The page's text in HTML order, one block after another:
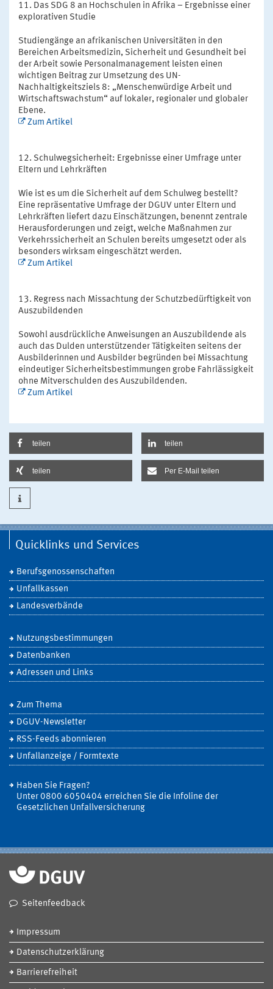
Das SDG 8 an Hochschulen in Afrika – Ergebnisse einer
explorativen Studie
Studiengänge an afrikanischen Universitäten in den
Bereichen Arbeitsmedizin, Sicherheit und Gesundheit bei
der Arbeit sowie Personalmanagement leisten einen
wichtigen Beitrag zur Umsetzung des UN-
Nachhaltigkeitsziels 8: „Menschenwürdige Arbeit und
Wirtschaftswachstum“ auf lokaler, regionaler und globaler
Ebene.
Zum Artikel
Schulwegsicherheit: Ergebnisse einer Umfrage unter
Eltern und Lehrkräften
Wie ist es um die Sicherheit auf dem Schulweg bestellt?
Eine repräsentative Umfrage der DGUV unter Eltern und
Lehrkräften liefert dazu Einschätzungen, benennt zentrale
Herausforderungen und zeigt, welche Maßnahmen zur
Verkehrssicherheit an Schulen bereits umgesetzt oder als
besonders wirksam eingeschätzt werden.
Zum Artikel
Regress nach Missachtung der Schutzbedürftigkeit von
Auszubildenden
Sowohl ausdrückliche Anweisungen an Auszubildende als
auch das Dulden unterstützender Tätigkeiten seitens der
Ausbilderinnen und Ausbilder begründen bei Missachtung
eindeutiger Sicherheitsbestimmungen grobe Fahrlässigkeit
ohne Mitverschulden des Auszubildenden.
Zum Artikel
teilen teilen
teilen Per E-Mail teilen
Quicklinks und Services
Berufsgenossenschaften
Unfallkassen
Landesverbände
Nutzungsbestimmungen
Datenbanken
Adressen und Links
Zum Thema
DGUV-Newsletter
RSS-Feeds abonnieren
Unfallanzeige / Formtexte
Haben Sie Fragen?
Unter 0800 6050404 erreichen Sie die Infoline der
Gesetzlichen Unfallversicherung
Seitenfeedback
Impressum
Datenschutzerklärung
Barrierefreiheit